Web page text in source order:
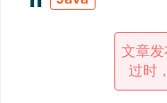
文章
过时